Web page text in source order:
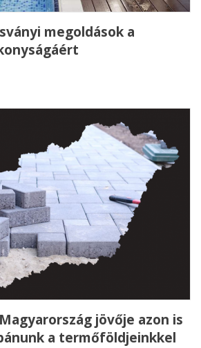
megoldások a
jövője azon is
a termőföldjeinkkel